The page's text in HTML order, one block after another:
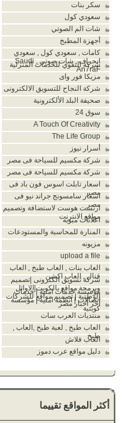
سكر بنات
سعودي كول
شات الم الصوتي
أجهزة المطبخ
كامات , سعودي كول , سعودي
انحراف , شات صوتي , Saudi
An7raF
شركة التقوي للخدمات المنزلية
مزيكا فور واى
شركة النجاح للتسويق الالكترونى
صحيفة البلد الألكترونية
سوق 24
A Touch Of Creativity
The Life Group
أسرار نيوز
شركة مكسيم للسياحة فى مصر
شركة مكسيم للسياحة فى مصر
اسعار تابلت اسوس فون باد فى
مصر
اسعار سامسونج جراند نيو فى
مصر
ارنست هوست لاستضافة وتصميم
مواقع الانترنت
اعلانات مبوبه
المنارة للمحاسبة والمستودعات
مزيونه
upload a file
العاب بنات , العاب طبخ , العاب
قتال , العاب اكشن
شركة تسويق الكترونى |تصميم
وبرمجة مواقع بالكويت|الاوائل
الوطنية | تصميم مواقع للشركات
مؤسسة خدمات امنية | خدمات
اتصالات | انظمة امنية | مؤسسة
كويتية
آخر أخبار مصر
منتديات العرب سات
العاب طبخ , لعبة طبخ ,العاب ,
طبخ
العاب فلاش
دليل مواقع عرب دموز
أكثر المواقع تقييما